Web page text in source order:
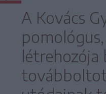
A Kovács